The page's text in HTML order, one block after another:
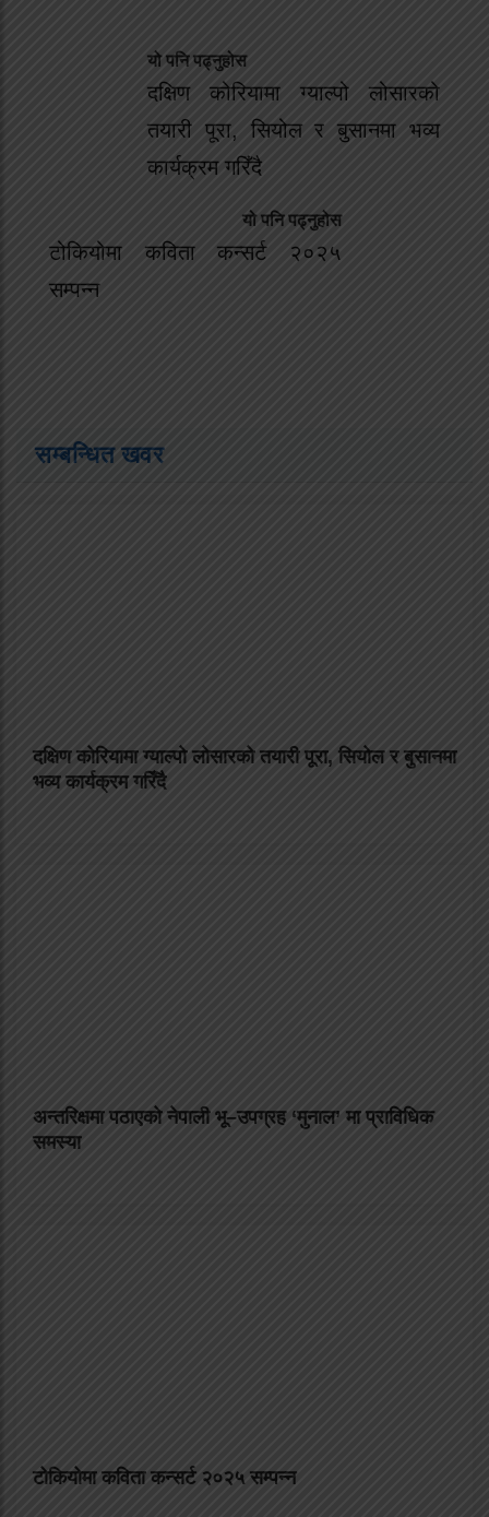
यो पनि पढ्नुहोस
दक्षिण कोरियामा ग्याल्पो लोसारको
तयारी पूरा, सियोल र बुसानमा भव्य
कार्यक्रम गरिँदै
यो पनि पढ्नुहोस
टोकियोमा कविता कन्सर्ट २०२५
सम्पन्न
सम्बन्धित खवर
दक्षिण कोरियामा ग्याल्पो लोसारको तयारी पूरा, सियोल र बुसानमा
भव्य कार्यक्रम गरिँदै
अन्तरिक्षमा पठाएको नेपाली भू–उपग्रह ‘मुनाल’ मा प्राविधिक
समस्या
टोकियोमा कविता कन्सर्ट २०२५ सम्पन्न